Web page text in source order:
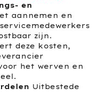
en
aannemen en
zijn.
deze kosten,
het werven en
Uitbestede